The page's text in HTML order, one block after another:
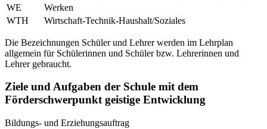
WE
Werken
WTH
Wirtschaft-Technik-Haushalt/Soziales
Die Bezeichnungen Schüler und Lehrer werden im Lehrplan
allgemein für Schülerinnen und Schüler bzw. Lehrerinnen und
Lehrer gebraucht.
Ziele und Aufgaben der Schule mit dem
Förderschwerpunkt geistige Entwicklung
Bildungs- und Erziehungsauftrag